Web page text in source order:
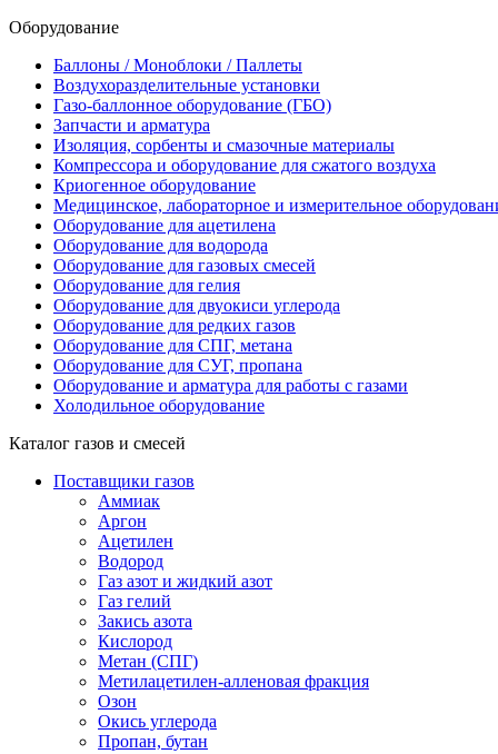
Оборудование
Баллоны / Моноблоки / Паллеты
Воздухоразделительные установки
Газо-баллонное оборудование (ГБО)
Запчасти и арматура
Изоляция, сорбенты и смазочные материалы
Компрессора и оборудование для сжатого воздуха
Криогенное оборудование
Медицинское, лабораторное и измерительное
Оборудование для ацетилена
Оборудование для водорода
Оборудование для газовых смесей
Оборудование для гелия
Оборудование для двуокиси углерода
Оборудование для редких газов
Оборудование для СПГ, метана
Оборудование для СУГ, пропана
Оборудование и арматура для работы с газами
Холодильное оборудование
Каталог газов и смесей
Поставщики газов
Аммиак
Аргон
Ацетилен
Водород
Газ азот и жидкий азот
Газ гелий
Закись азота
Кислород
Метан (СПГ)
Метилацетилен-алленовая фракция
Озон
Окись углерода
Пропан, бутан